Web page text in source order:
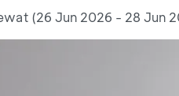
(26 Jun 2026 - 28 Jun